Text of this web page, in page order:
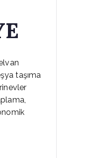
taşıma